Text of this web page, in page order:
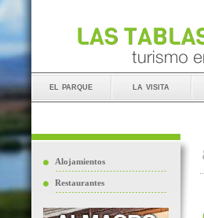
el parque la visita
Alojamientos
Restaurantes